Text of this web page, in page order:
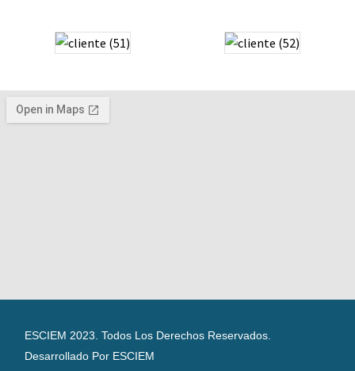
ESCIEM 2023. Todos Los Derechos Reservados.
Desarrollado Por ESCIEM